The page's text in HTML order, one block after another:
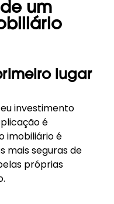
um
lugar
investimento
é
imobiliário é
mais seguras de
próprias